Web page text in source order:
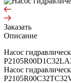
Заказать
Описание
Насос
Насос